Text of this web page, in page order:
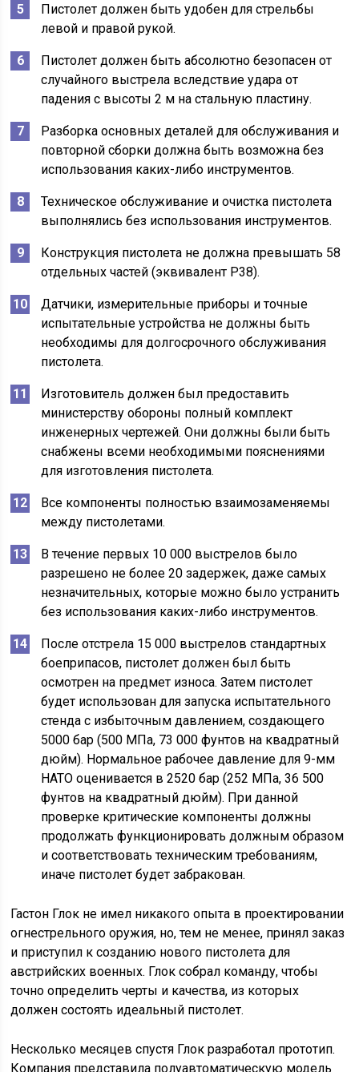
Пистолет должен быть удобен для стрельбы
левой и правой рукой.
Пистолет должен быть абсолютно безопасен от
случайного выстрела вследствие удара от
падения с высоты 2 м на стальную пластину.
Разборка основных деталей для обслуживания и
повторной сборки должна быть возможна без
использования каких-либо инструментов.
Техническое обслуживание и очистка пистолета
выполнялись без использования инструментов.
Конструкция пистолета не должна превышать 58
отдельных частей (эквивалент P38).
Датчики, измерительные приборы и точные
испытательные устройства не должны быть
необходимы для долгосрочного обслуживания
пистолета.
Изготовитель должен был предоставить
министерству обороны полный комплект
инженерных чертежей. Они должны были быть
снабжены всеми необходимыми пояснениями
для изготовления пистолета.
Все компоненты полностью взаимозаменяемы
между пистолетами.
В течение первых 10 000 выстрелов было
разрешено не более 20 задержек, даже самых
незначительных, которые можно было устранить
без использования каких-либо инструментов.
После отстрела 15 000 выстрелов стандартных
боеприпасов, пистолет должен был быть
осмотрен на предмет износа. Затем пистолет
будет использован для запуска испытательного
стенда с избыточным давлением, создающего
5000 бар (500 МПа, 73 000 фунтов на квадратный
дюйм). Нормальное рабочее давление для 9-мм
НАТО оценивается в 2520 бар (252 МПа, 36 500
фунтов на квадратный дюйм). При данной
проверке критические компоненты должны
продолжать функционировать должным образом
и соответствовать техническим требованиям,
иначе пистолет будет забракован.
Гастон Глок не имел никакого опыта в проектировании
огнестрельного оружия, но, тем не менее, принял заказ
и приступил к созданию нового пистолета для
австрийских военных. Глок собрал команду, чтобы
точно определить черты и качества, из которых
должен состоять идеальный пистолет.
Несколько месяцев спустя Глок разработал прототип.
Компания представила полуавтоматическую модель